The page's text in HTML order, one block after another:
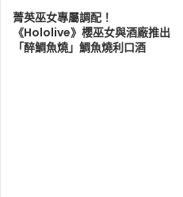
菁英巫女專屬調配！
《Hololive》櫻巫女與酒廠推出
「醉鯛魚燒」鯛魚燒利口酒